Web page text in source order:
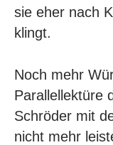
sie eher nach
klingt.
Noch mehr
Parallellektüre
Schröder mit
nicht mehr